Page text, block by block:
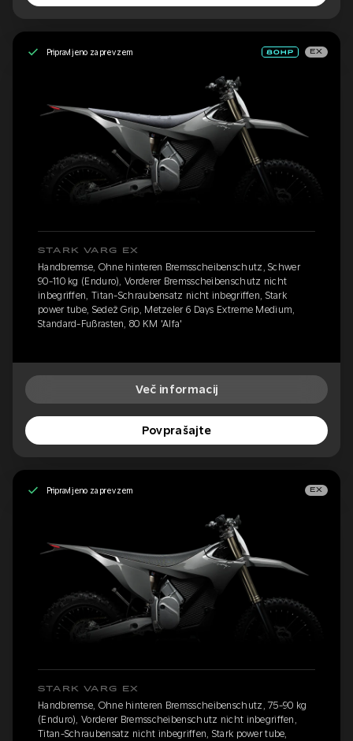
Pripravljeno za prevzem EX
STARK VARG EX
Handbremse, Ohne hinteren Bremsscheibenschutz, Schwer
90-110 kg (Enduro), Vorderer Bremsscheibenschutz nicht
inbegriffen, Titan-Schraubensatz nicht inbegriffen, Stark
power tube, Sedež Grip, Metzeler 6 Days Extreme Medium,
Standard-Fußrasten, 80 KM 'Alfa'
Več informacij
Povprašajte
Pripravljeno za prevzem EX
STARK VARG EX
Handbremse, Ohne hinteren Bremsscheibenschutz, 75-90 kg
(Enduro), Vorderer Bremsscheibenschutz nicht inbegriffen,
Titan-Schraubensatz nicht inbegriffen, Stark power tube,